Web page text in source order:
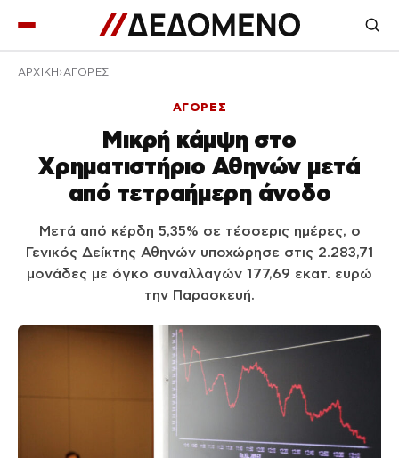
ΑΡΧΙΚΉ ΑΓΟΡΕΣ
ΑΓΟΡΕΣ
Μικρή κάμψη στο
Χρηματιστήριο Αθηνών μετά
από τετραήμερη άνοδο
Μετά από κέρδη 5,35% σε τέσσερις ημέρες, ο
Γενικός Δείκτης Αθηνών υποχώρησε στις 2.283,71
μονάδες με όγκο συναλλαγών 177,69 εκατ. ευρώ
την Παρασκευή.